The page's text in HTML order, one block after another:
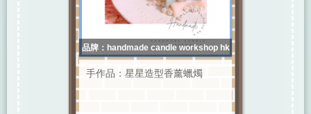
品牌：handmade candle workshop hk
手作品：星星造型香薰蠟燭